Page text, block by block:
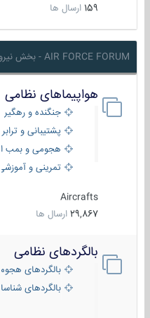
159 ارسال ها
AIR FORCE FORUM - بخش نیروی هوایی
هواپیماهای نظامی
جنگنده و رهگیر
پشتیبانی و ترابری
هجومی و بمب افکن
تمرینی و آموزشی
Aircrafts
29,867 ارسال ها
بالگردهای نظامی
بالگردهای هجومی
بالگردهای شناسایی